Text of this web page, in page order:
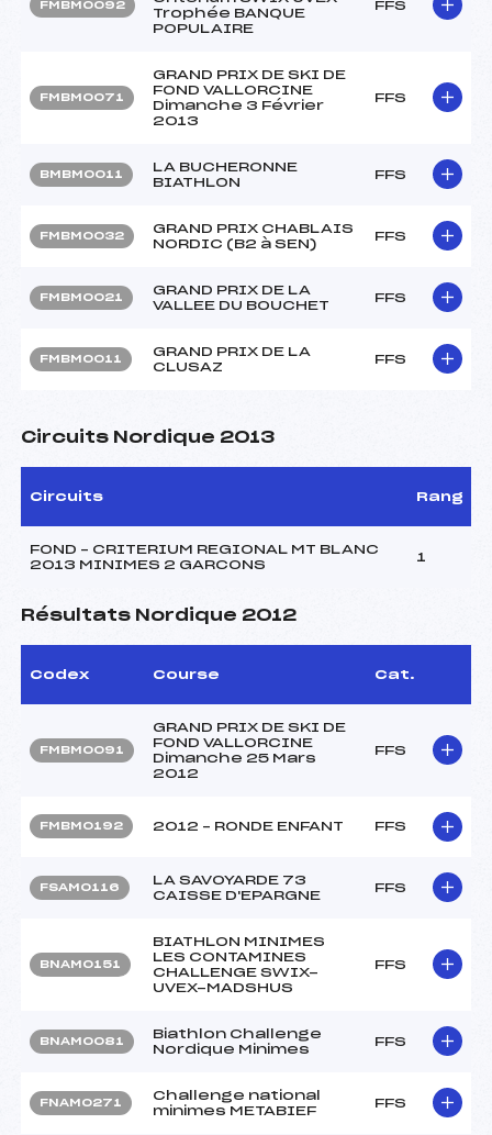
FMBM0092
Trophée BANQUE
POPULAIRE
FFS
FMBM0071
GRAND PRIX DE SKI DE
FOND VALLORCINE
Dimanche 3 Février
2013
FFS
BMBM0011
LA BUCHERONNE
BIATHLON
FFS
FMBM0032
GRAND PRIX CHABLAIS
NORDIC (B2 à SEN)
FFS
FMBM0021
GRAND PRIX DE LA
VALLEE DU BOUCHET
FFS
FMBM0011
GRAND PRIX DE LA
CLUSAZ
FFS
Circuits Nordique 2013
Circuits Rang
FOND – CRITERIUM REGIONAL MT BLANC
2013 MINIMES 2 GARCONS
1
Résultats Nordique 2012
Codex Course Cat.
FMBM0091
GRAND PRIX DE SKI DE
FOND VALLORCINE
Dimanche 25 Mars
2012
FFS
FMBM0192 2012 – RONDE ENFANT FFS
FSAM0116
LA SAVOYARDE 73
CAISSE D'EPARGNE
FFS
BNAM0151
BIATHLON MINIMES
LES CONTAMINES
CHALLENGE SWIX-
UVEX-MADSHUS
FFS
BNAM0081
Biathlon Challenge
Nordique Minimes
FFS
FNAM0271
Challenge national
minimes METABIEF
FFS